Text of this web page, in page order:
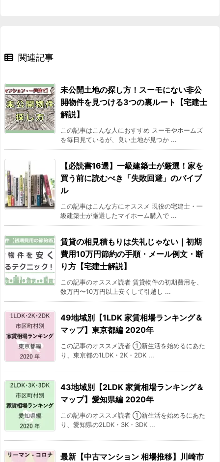
関連記事
未公開土地の探し方！スーモにない非公
開物件を見つける3つの裏ルート【宅建士
解説】
この記事はこんな人におすすめ スーモやホームズ
を毎日見ているが、良い土地が見つか ...
【必読書16選】一級建築士が厳選！家を
買う前に読むべき「失敗回避」のバイブ
ル
この記事はこんな方にオススメ 現役の宅建士・一
級建築士が厳選したマイホーム購入で ...
賃貸の相見積もりは失礼じゃない｜初期
費用10万円節約の手順・メール例文・断
り方【宅建士解説】
この記事のオススメ読者 賃貸物件の初期費用を、
数万円〜10万円以上安くして引越し ...
49地域別【1LDK 家賃相場ランキング＆
マップ】東京都編 2020年
この記事のオススメ読者 ①新生活を始めるにあた
り、東京都の1LDK・2K・2DK ...
43地域別【2LDK 家賃相場ランキング＆
マップ】愛知県編 2020年
この記事のオススメ読者 ①新生活を始めるにあた
り、愛知県の2LDK・3K・3DK ...
最新【中古マンション 相場推移】川崎市